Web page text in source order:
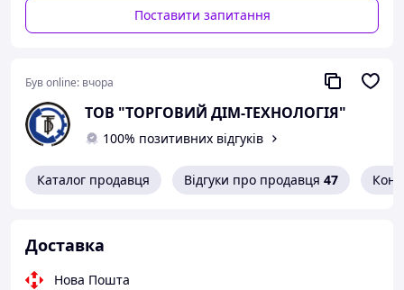
Поставити запитання
Був online: вчора
ТОВ "ТОРГОВИЙ ДІМ-ТЕХНОЛОГІЯ"
100% позитивних відгуків
Каталог продавця Відгуки про продавця 47
Доставка
Нова Пошта